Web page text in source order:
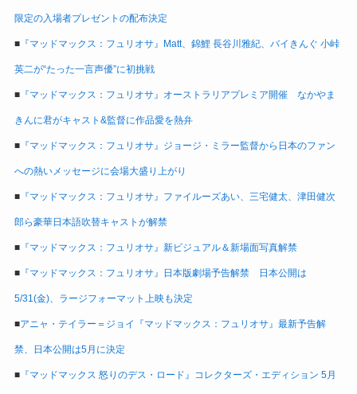
限定の入場者プレゼントの配布決定
■『マッドマックス：フュリオサ』Matt、錦鯉 長谷川雅紀、バイきんぐ 小峠
英二が“たった一言声優”に初挑戦
■『マッドマックス：フュリオサ』オーストラリアプレミア開催 なかやま
きんに君がキャスト&監督に作品愛を熱弁
■『マッドマックス：フュリオサ』ジョージ・ミラー監督から日本のファン
への熱いメッセージに会場大盛り上がり
■『マッドマックス：フュリオサ』ファイルーズあい、三宅健太、津田健次
郎ら豪華日本語吹替キャストが解禁
■『マッドマックス：フュリオサ』新ビジュアル＆新場面写真解禁
■『マッドマックス：フュリオサ』日本版劇場予告解禁 日本公開は
5/31(金)、ラージフォーマット上映も決定
■アニャ・テイラー＝ジョイ『マッドマックス：フュリオサ』最新予告解
禁、日本公開は5月に決定
■『マッドマックス 怒りのデス・ロード』コレクターズ・エディション 5月